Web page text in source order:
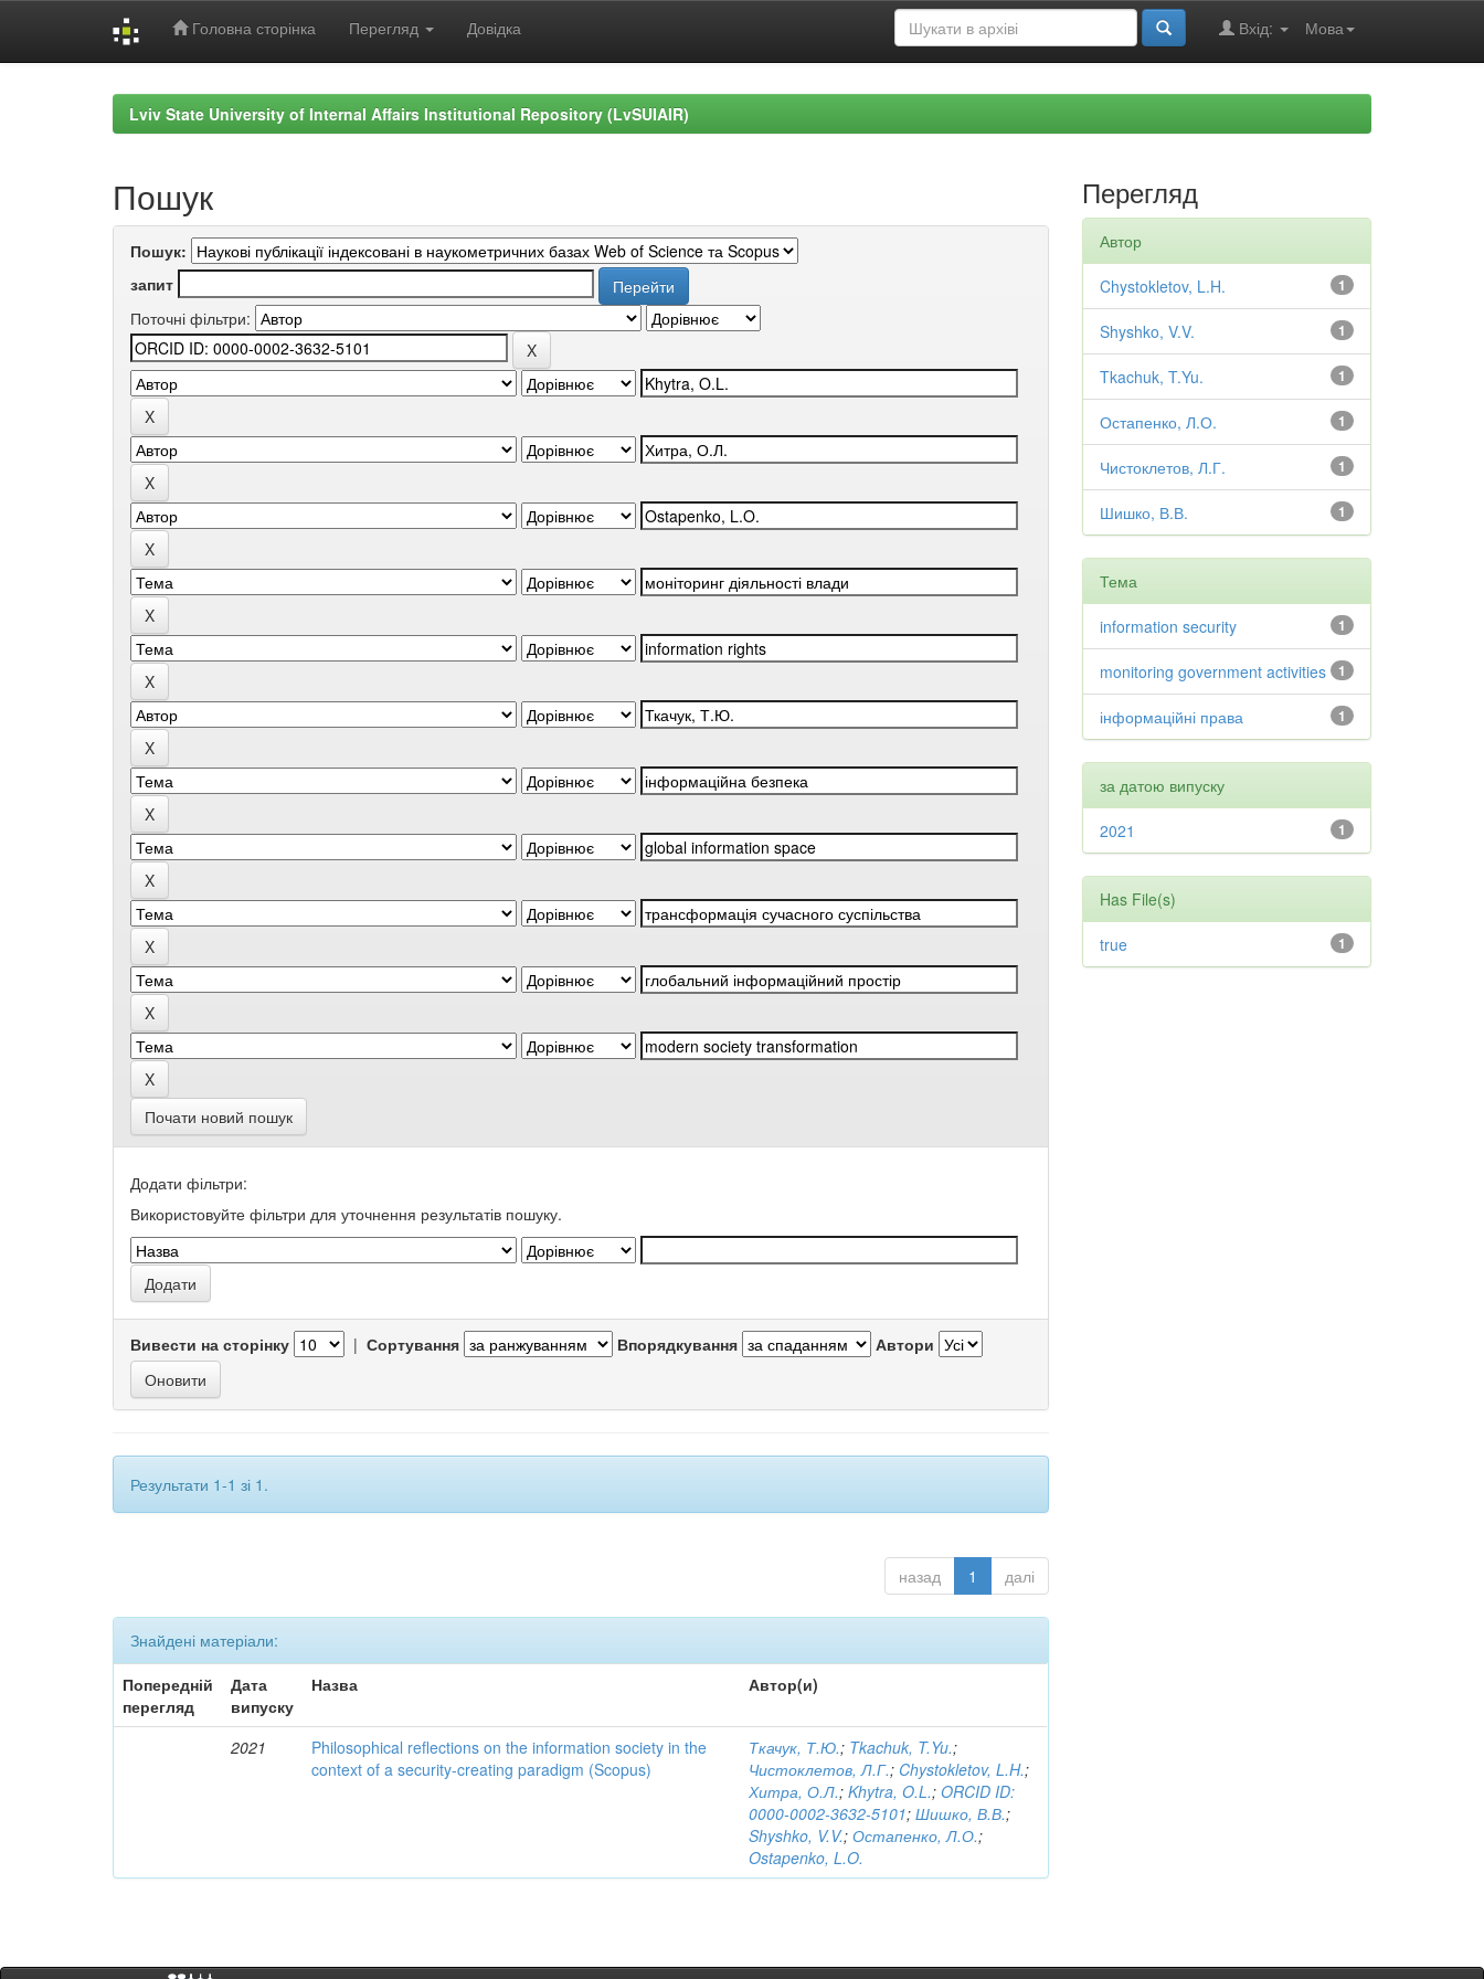
Головна сторінка Перегляд Довідка Мова
Вхід:
Lviv State University of Internal Affairs Institutional Repository (LvSUIAIR)
Пошук
Пошук:
запит
Поточні фільтри:
Почати новий пошук
Додати фільтри:
Використовуйте фільтри для уточнення результатів пошуку.
Вивести на сторінку | Сортування Впорядкування Автори
Результати 1-1 зі 1.
назад 1 далі
Знайдені матеріали:
Попередній
перегляд
Дата
випуску
Назва Автор(и)
2021
Philosophical reflections on the information society in the
context of a security-creating paradigm (Scopus)
Ткачук, Т.Ю.; Tkachuk, T.Yu.;
Чистоклетов, Л.Г.; Chystokletov, L.H.;
Хитра, О.Л.;Khytra, O.L.;ORCID ID:
0000-0002-3632-5101;Шишко, В.В.;
Shyshko, V.V.;Остапенко, Л.О.;
Ostapenko, L.O.
Перегляд
Автор
1
Chystokletov, L.H.
1
Shyshko, V.V.
1
Tkachuk, T.Yu.
1
Остапенко, Л.О.
1
Чистоклетов, Л.Г.
1
Шишко, В.В.
Тема
1
information security
1
monitoring government activities
1
інформаційні права
за датою випуску
1
2021
Has File(s)
1
true